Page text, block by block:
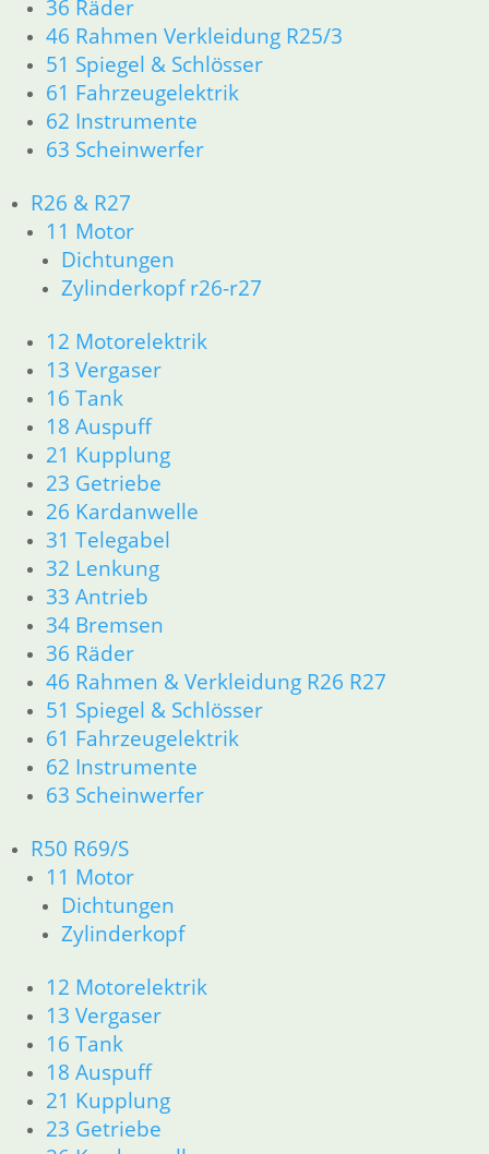
36 Räder
46 Rahmen Verkleidung R25/3
51 Spiegel & Schlösser
61 Fahrzeugelektrik
62 Instrumente
63 Scheinwerfer
R26 & R27
11 Motor
Dichtungen
Zylinderkopf r26-r27
12 Motorelektrik
13 Vergaser
16 Tank
18 Auspuff
21 Kupplung
23 Getriebe
26 Kardanwelle
31 Telegabel
32 Lenkung
33 Antrieb
34 Bremsen
36 Räder
46 Rahmen & Verkleidung R26 R27
51 Spiegel & Schlösser
61 Fahrzeugelektrik
62 Instrumente
63 Scheinwerfer
R50 R69/S
11 Motor
Dichtungen
Zylinderkopf
12 Motorelektrik
13 Vergaser
16 Tank
18 Auspuff
21 Kupplung
23 Getriebe
1,90€
Artikelnummer: 1237245
inkl. MwSt.
zzgl. Versandkosten
In den Warenkorb
3,90 €
Artikelnummer: 9952121
inkl. MwSt.
In den Warenkorb
Faltenbalg Nachrüstsatz
54,50€
Artikelnummer: 1666666
inkl. MwSt.
zzgl.Versandkosten
In den Warenkorb
Schellen-Satz Faltenbalg
12,80€
Artikelnummer: 1121123
inkl. MwSt.
zzgl.Versandkosten
In den Warenkorb
Gabelöl RSF 5 weich 1 Ltr.
Artikelnummer: 31425
inkl. MwSt.
zzgl.Versandkosten
In den Warenkorb
Gabelöl RSF 7,5 mittel 1 Ltr.
17,80€
Artikelnummer: 31427,5
inkl. MwSt.
zzgl.Versandkosten